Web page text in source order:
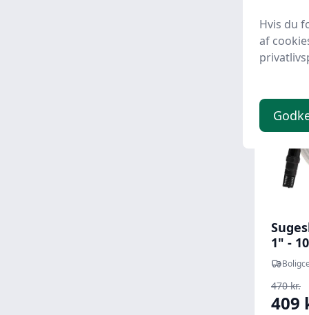
Udsalg -
1" -
470 kr.
409
Hvis du
af